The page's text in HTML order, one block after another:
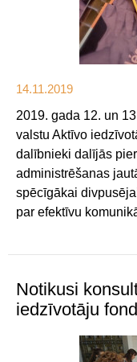
14.11.2019
2019. gada 12. un
valstu Aktīvo
dalībnieki dalījās
administrēšanas
spēcīgākai
par efektīvu
Notikusi
iedzīvotāju